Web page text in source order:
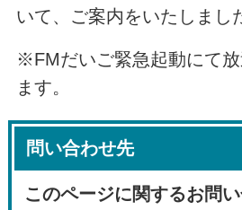
いて、ご案内をいたしまし
※FMだいご緊急起動にて
ます。
問い合わせ先
このページに関するお問